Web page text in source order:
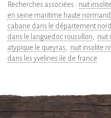
Recherches associées : nuit
en seine maritime haute
cabane dans le département
dans le languedoc roussillon
nuit
atypique le queyras
nuit insolite
dans les yvelines ile de france